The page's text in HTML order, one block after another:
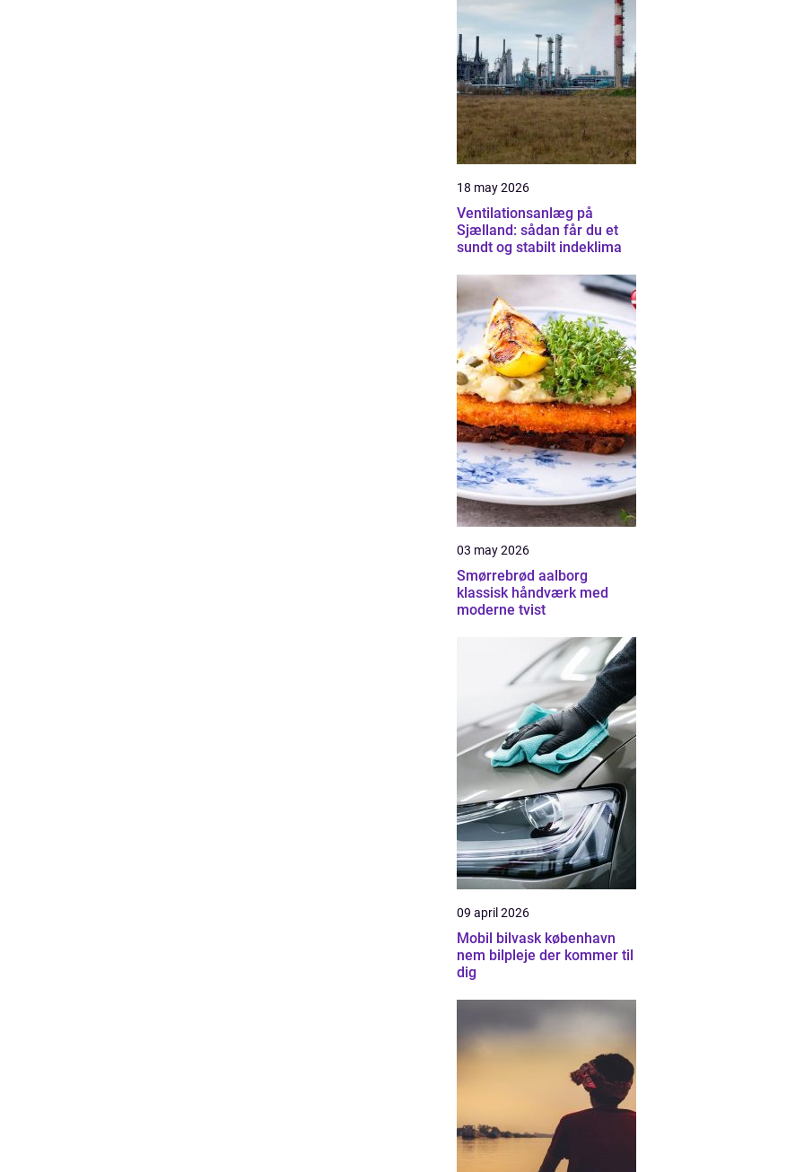
18 may 2026
Ventilationsanlæg på
Sjælland: sådan får du et
sundt og stabilt indeklima
03 may 2026
Smørrebrød aalborg
klassisk håndværk med
moderne tvist
09 april 2026
Mobil bilvask københavn
nem bilpleje der kommer til
dig